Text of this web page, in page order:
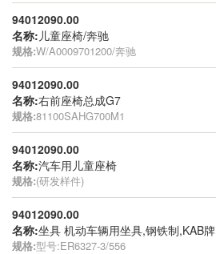
94012090.00
名称: 儿童座椅/奔驰
规格:W/A0009701200/奔驰
94012090.00
名称:右前座椅总成G7
规格:81100SAHG700M1
94012090.00
名称:汽车用儿童座椅
规格:(研发样件)
94012090.00
名称:坐具 机动车辆用坐具,钢铁制,KAB牌
规格:型号:ER6327-3/556